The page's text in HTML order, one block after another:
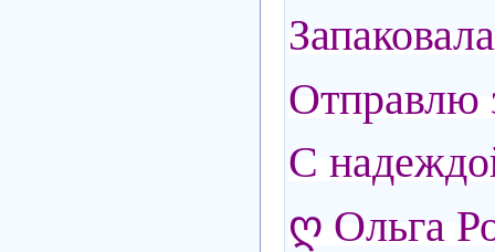
Отправлю
С
ღ Ольга